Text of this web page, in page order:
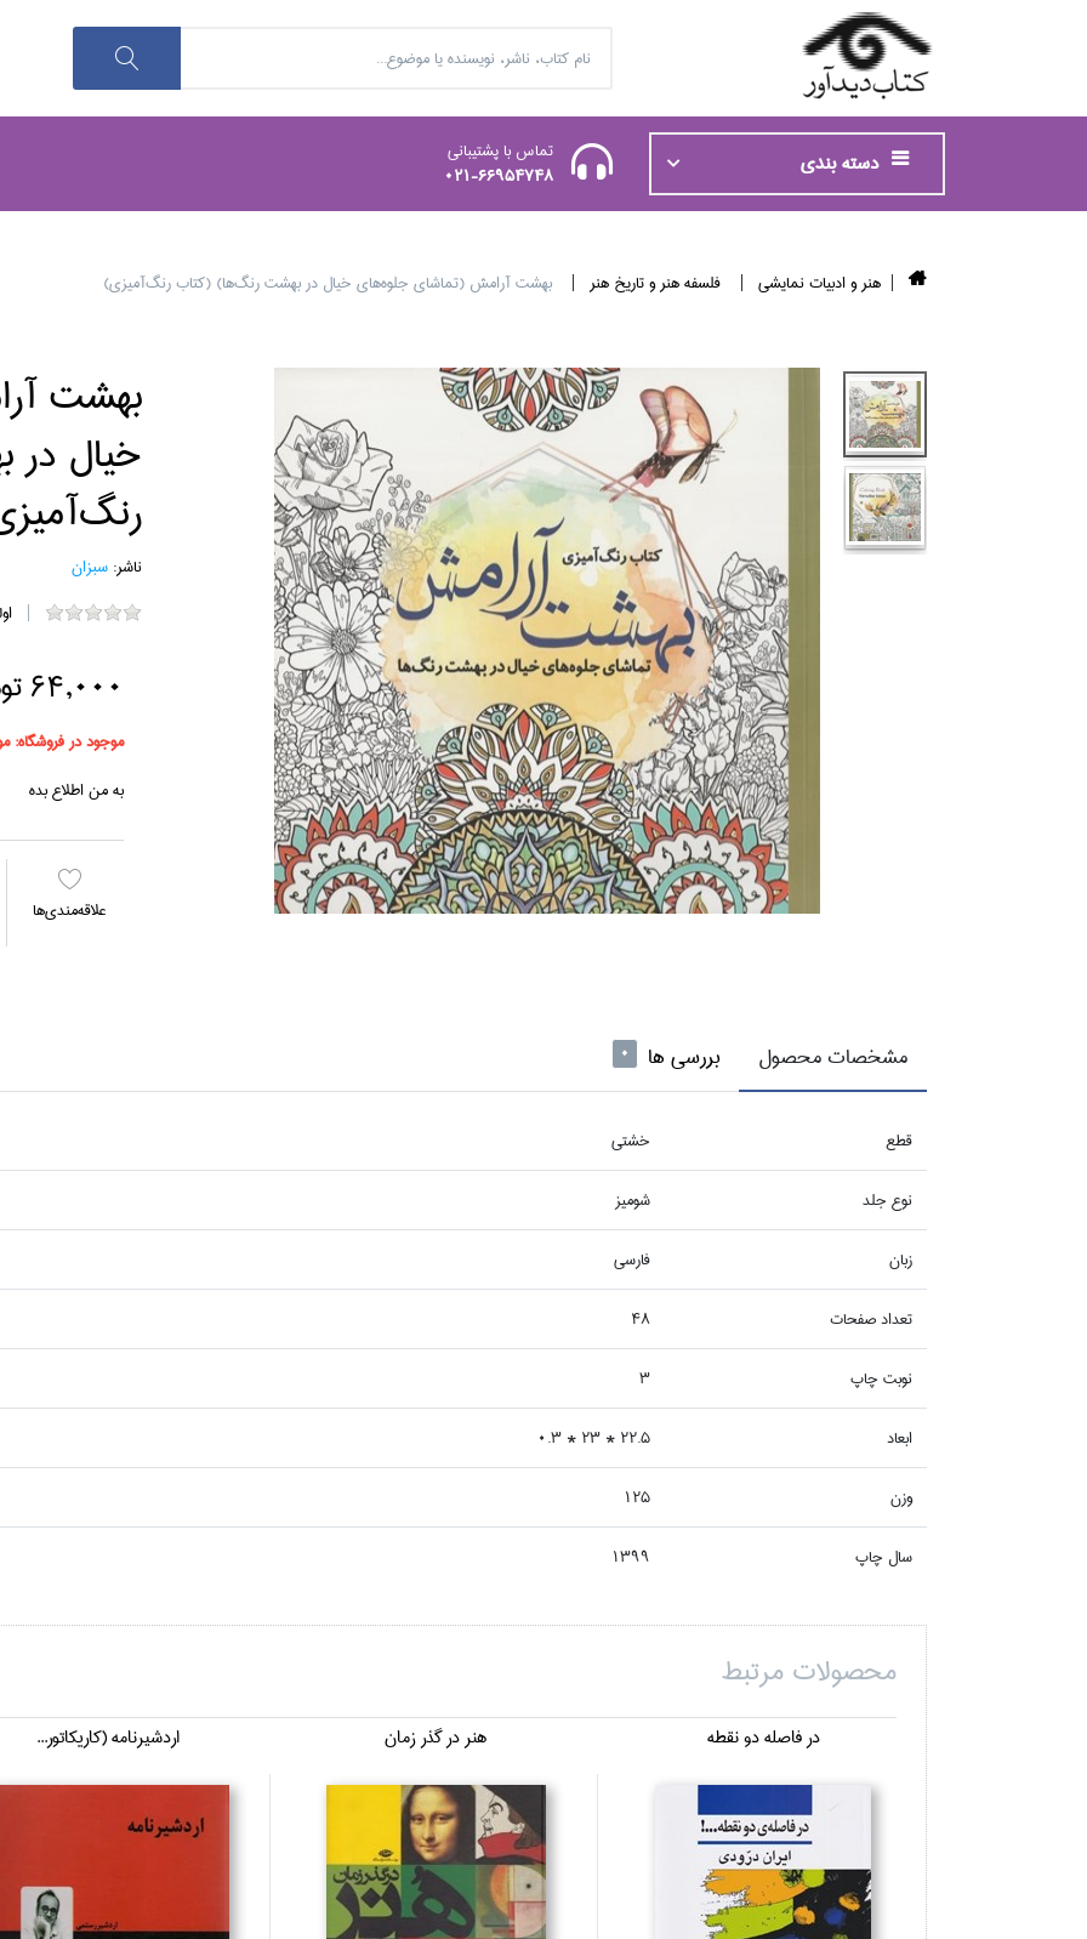
دسته بندی
تماس با پشتیبانی
021-66954748
هنر و ادبيات نمايشي فلسفه هنر و تاريخ هنر بهشت آرامش (تماشاي جلوه‌هاي خيال در بهشت رنگ‌ها) (كتاب رنگ‌آميزي)
بهشت
خيال
ناشر: سبزان
64,000 تومان
موجود در فروشگاه:
به من اطلاع بده
علاقه‌مندي‌ها
مشخصات محصول بررسی ها 0
قطع خشتي
نوع جلد شوميز
زبان فارسي
تعداد صفحات 48
نوبت چاپ 3
ابعاد 22.5 * 23 * 0.3
وزن 125
سال چاپ 1399
محصولات مرتبط
در فاصله دو نقطه هنر در گذر زمان اردشيرنامه (كاريكاتور...